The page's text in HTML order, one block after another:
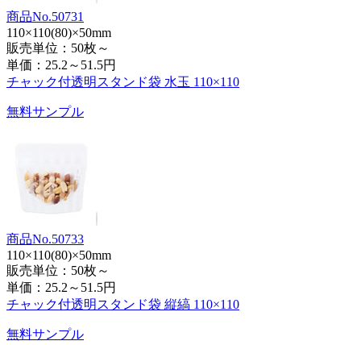
商品No.50731
110×110(80)×50mm
販売単位：50枚～
単価： 25.2～51.5円
チャック付透明スタンド袋 水玉 110×110
無料サンプル
商品No.50733
110×110(80)×50mm
販売単位：50枚～
単価： 25.2～51.5円
チャック付透明スタンド袋 縦縞 110×110
無料サンプル